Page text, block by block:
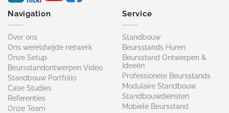
Navigation
Over ons
Ons wereldwijde netwerk
Onze Setup
Beursstandontwerpen Video
Standbouw Portfolio
Case Studies
Referenties
Onze Team
Service
Standbouw
Beursstands Huren
Beursstand Ontwerpen &
Ideeën
Professionele Beursstands
Modulaire Standbouw
Standbouwdiensten
Mobiele Beursstand